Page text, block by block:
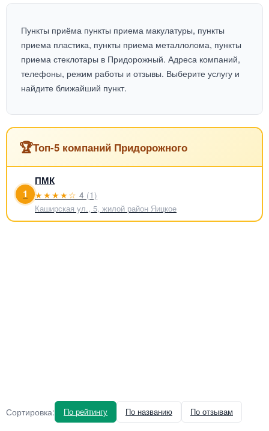
Пункты приёма пункты приема макулатуры, пункты
приема пластика, пункты приема металлолома, пункты
приема стеклотары в Придорожный. Адреса компаний,
телефоны, режим работы и отзывы. Выберите услугу и
найдите ближайший пункт.
🏆Топ-5 компаний Придорожного
1
ПМК
★★★★☆ 4 (1)
Каширская ул., 5, жилой район Яицкое
Сортировка: По рейтингу По названию По отзывам